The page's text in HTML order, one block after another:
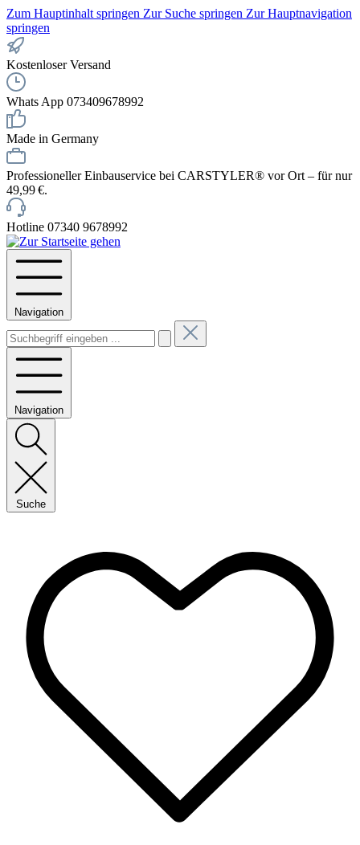
Zum Hauptinhalt springen Zur Suche springen Zur Hauptnavigation
springen
Kostenloser Versand
Whats App 073409678992
Made in Germany
Professioneller Einbauservice bei CARSTYLER® vor Ort – für nur
49,99 €.
Hotline 07340 9678992
Navigation
Navigation
Suche